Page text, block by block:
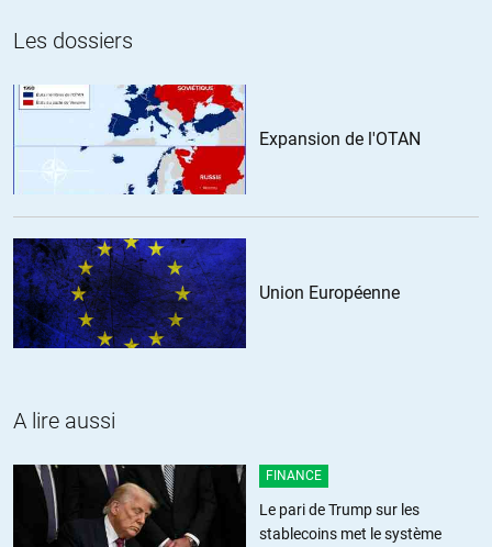
Les dossiers
Expansion de l'OTAN
Union Européenne
A lire aussi
FINANCE
Le pari de Trump sur les
stablecoins met le système